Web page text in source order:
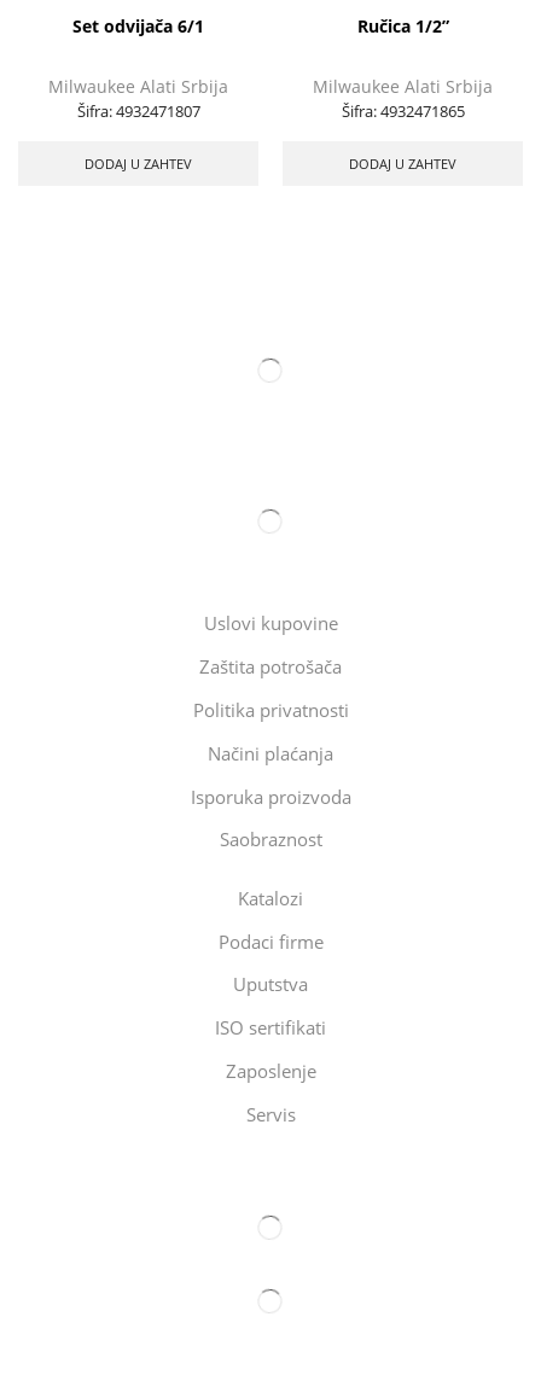
Set odvijača 6/1
Milwaukee Alati Srbija
Šifra:4932471807
DODAJ U ZAHTEV
Ručica 1/2”
Milwaukee Alati Srbija
Šifra:4932471865
DODAJ U ZAHTEV
Uslovi kupovine
Zaštita potrošača
Politika privatnosti
Načini plaćanja
Isporuka proizvoda
Saobraznost
Katalozi
Podaci firme
Uputstva
ISO sertifikati
Zaposlenje
Servis